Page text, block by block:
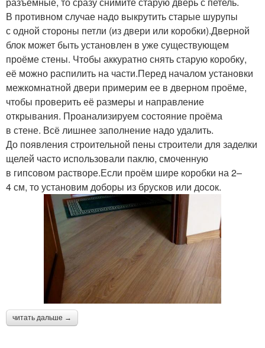
В противном случае надо выкрутить старые шурупы
с одной стороны петли (из двери или коробки).Дверной
блок может быть установлен в уже существующем
проёме стены. Чтобы аккуратно снять старую коробку,
её можно распилить на части.Перед началом установки
межкомнатной двери примерим ее в дверном проёме,
чтобы проверить её размеры и направление
открывания. Проанализируем состояние проёма
в стене. Всё лишнее заполнение надо удалить.
До появления строительной пены строители для заделки
щелей часто использовали паклю, смоченную
в гипсовом растворе.Если проём шире коробки на 2–
4 см, то установим доборы из брусков или досок.
читать дальше →